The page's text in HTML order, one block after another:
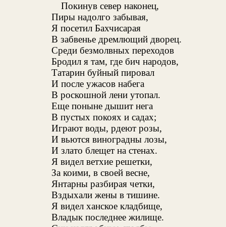
Покинув север наконец,
Пиры надолго забывая,
Я посетил Бахчисарая
В забвенье дремлющий дворец.
Среди безмолвных переходов
Бродил я там, где бич народов,
Татарин буйный пировал
И после ужасов набега
В роскошной лени утопал.
Еще поныне дышит нега
В пустых покоях и садах;
Играют воды, рдеют розы,
И вьются виноградны лозы,
И злато блещет на стенах.
Я видел ветхие решетки,
За коими, в своей весне,
Янтарны разбирая четки,
Вздыхали жены в тишине.
Я видел ханское кладбище,
Владык последнее жилище.